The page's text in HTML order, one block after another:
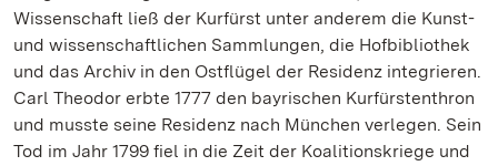
Wissenschaft ließ der Kurfürst unter anderem die Kunst-
und wissenschaftlichen Sammlungen, die Hofbibliothek
und das Archiv in den Ostflügel der Residenz integrieren.
Carl Theodor erbte 1777 den bayrischen Kurfürstenthron
und musste seine Residenz nach München verlegen. Sein
Tod im Jahr 1799 fiel in die Zeit der Koalitionskriege und